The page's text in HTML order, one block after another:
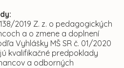
2019 Z. z. o pedagogických
a o zmene a doplnení
Vyhlášky MŠ SR č. 01/2020
kvalifikačné predpoklady
a odborných